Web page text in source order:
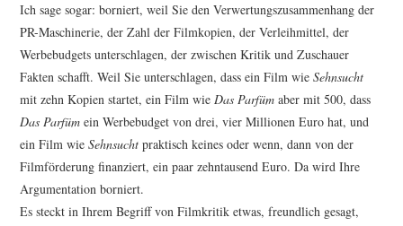
Ich sage sogar: borniert, weil Sie den Verwertungszusammenhang der
PR-Maschinerie, der Zahl der Filmkopien, der Verleihmittel, der
Werbebudgets unterschlagen, der zwischen Kritik und Zuschauer
Fakten schafft. Weil Sie unter­schlagen, dass ein Film wieSehnsucht
mit zehn Kopien startet, ein Film wieDas Parfüm aber mit 500, dass
Das Parfüm ein Werbebudget von drei, vier Millionen Euro hat, und
ein Film wieSehnsuchtpraktisch keines oder wenn, dann von der
Filmförderung finanziert, ein paar zehntausend Euro. Da wird Ihre
Argumentation borniert.
Es steckt in Ihrem Begriff von Filmkritik etwas, freundlich gesagt,